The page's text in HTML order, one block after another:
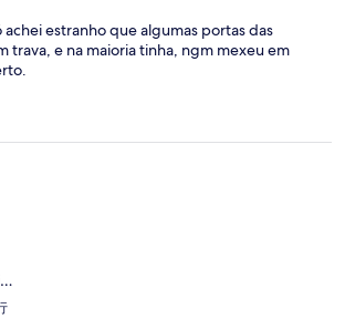
achei estranho que algumas portas das
trava, e na maioria tinha, ngm mexeu em